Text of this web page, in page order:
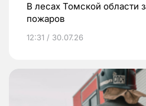
В лесах Томской области
пожаров
12:31 / 30.07.26